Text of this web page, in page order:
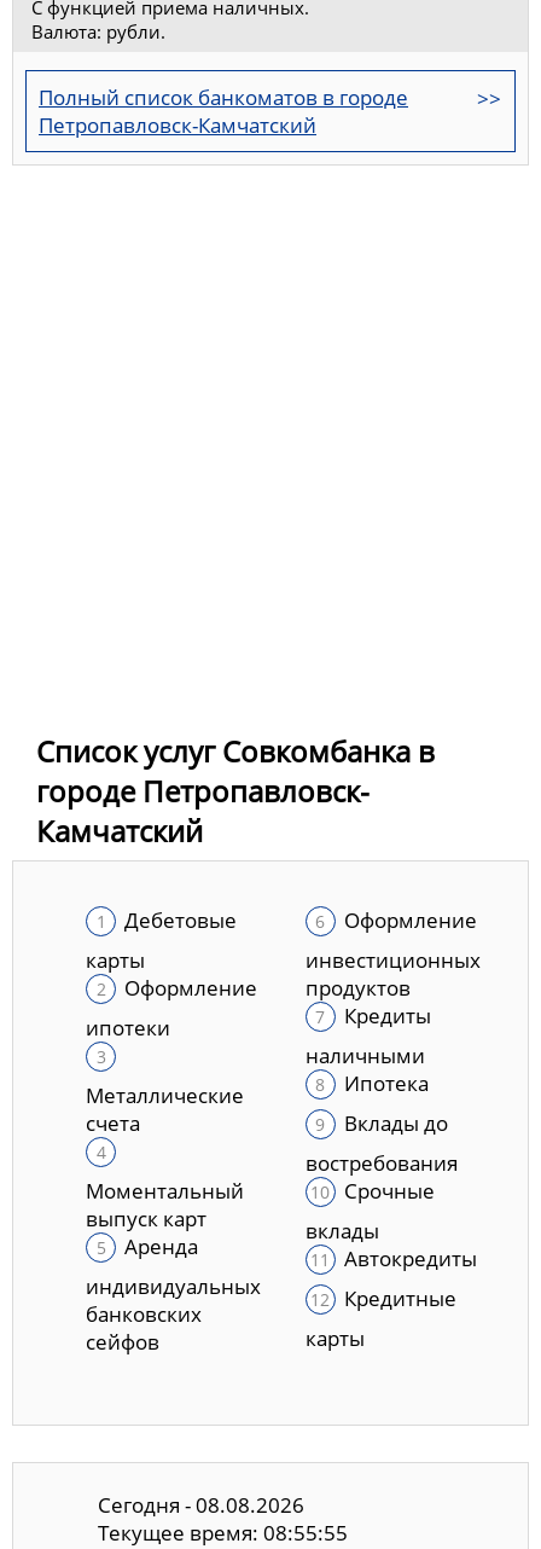
С функцией приема наличных.
Валюта: рубли.
Полный список банкоматов в городе
Петропавловск-Камчатский
Список услуг Совкомбанка в
городе Петропавловск-
Камчатский
Дебетовые
карты
Оформление
ипотеки
Металлические
счета
Моментальный
выпуск карт
Аренда
индивидуальных
банковских
сейфов
Оформление
инвестиционных
продуктов
Кредиты
наличными
Ипотека
Вклады до
востребования
Срочные
вклады
Автокредиты
Кредитные
карты
Сегодня - 08.08.2026
Текущее время: 08:55:56